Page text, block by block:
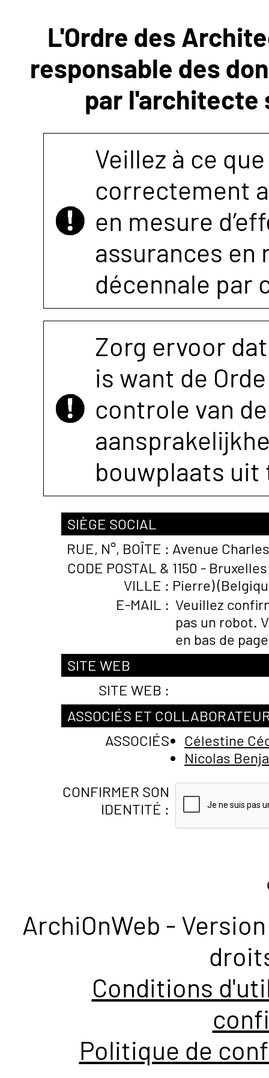
NOUS
CONTACTER
L'Ordre des
responsable des
par l'architecte
Veillez à ce
correctement
en mesure
assurances
décennale par
Zorg ervoor
is want de
controle van
bouwplaats uit
SIÈGE SOCIAL
RUE, N°, BOÎTE : Avenue
CODE POSTAL &
VILLE :
1150 -
Pierre)
E-MAIL : Veuillez
pas un robot.
en bas de
SITE WEB
SITE WEB :
ASSOCIÉS ET
ASSOCIÉS
Célestine
Nicolas
CONFIRMER SON
IDENTITÉ :
ArchiOnWeb -
Conditions
Politique de